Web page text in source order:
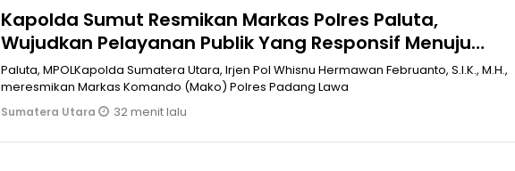
Kapolda Sumut Resmikan Markas Polres Paluta,
Wujudkan Pelayanan Publik Yang Responsif Menuju
Indonesia Emas 2045
Paluta, MPOLKapolda Sumatera Utara, Irjen Pol Whisnu Hermawan Februanto, S.I.K., M.H.,
meresmikan Markas Komando (Mako) Polres Padang Lawa
Sumatera Utara 32 menit lalu